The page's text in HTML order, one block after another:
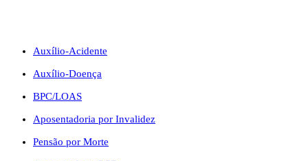
Auxílio-Acidente
Auxílio-Doença
BPC/LOAS
Aposentadoria por Invalidez
Pensão por Morte